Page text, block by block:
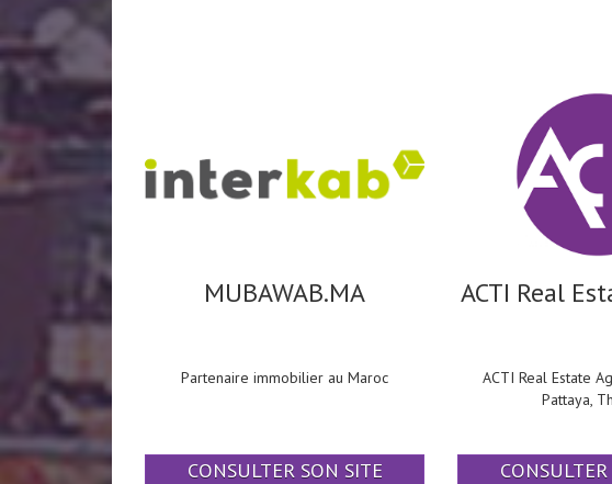
MUBAWAB.MA
Partenaire immobilier au Maroc
CONSULTER SON SITE
ACTI Real
ACTI Real Estate
Pattaya,